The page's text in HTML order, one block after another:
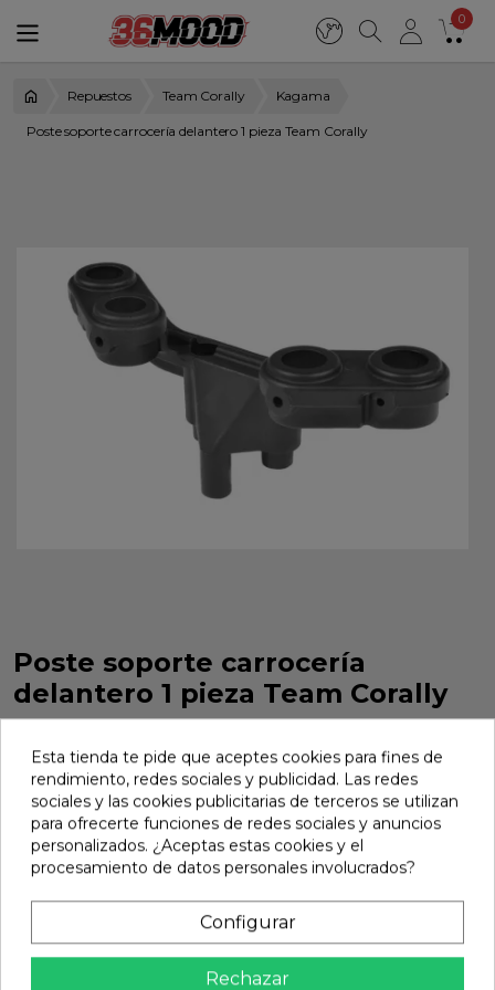
0
Repuestos Team Corally Kagama
Poste soporte carrocería delantero 1 pieza Team Corally
Poste soporte carrocería
delantero 1 pieza Team Corally
C-00180-1307
Marca: Team Corally Ref: C-00180-1307
8,49 €
Añadir
En stock
Esta tienda te pide que aceptes cookies para fines de
rendimiento, redes sociales y publicidad. Las redes
sociales y las cookies publicitarias de terceros se utilizan
para ofrecerte funciones de redes sociales y anuncios
personalizados. ¿Aceptas estas cookies y el
procesamiento de datos personales involucrados?
Configurar
Rechazar